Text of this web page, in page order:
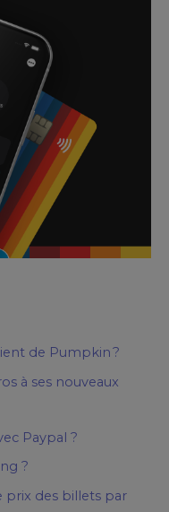
de Pumpkin ?
à ses nouveaux
Paypal ?
?
prix des billets par